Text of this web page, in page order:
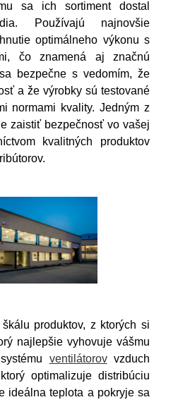
sa ich sortiment dostal
Používajú najnovšie
optimálneho výkonu s
čo znamená aj značnú
bezpečne s vedomím, že
a že výrobky sú testované
normami kvality. Jedným z
zaistiť bezpečnosť vo vašej
kvalitných produktov
produktov, z ktorých si
najlepšie vyhovuje vášmu
ventilátorovvzduch
optimalizuje distribúciu
ideálna teplota a pokryje sa